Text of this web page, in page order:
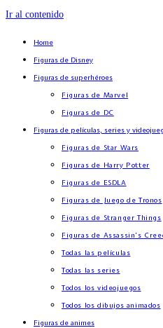
Ir al contenido
Home
Figuras de Disney
Figuras de superhéroes
Figuras de Marvel
Figuras de DC
Figuras de películas, series y
Figuras de Star Wars
Figuras de Harry Potter
Figuras de ESDLA
Figuras de Juego de Tronos
Figuras de Stranger Things
Figuras de Assassin’s
Todas las películas
Todas las series
Todos los videojuegos
Todos los dibujos animados
Figuras de animes